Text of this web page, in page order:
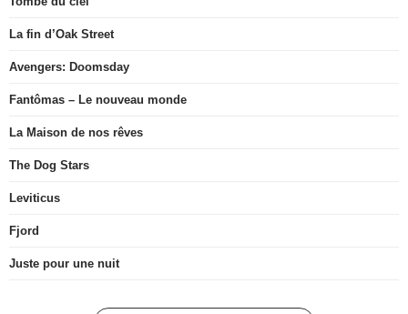
La fin d’Oak Street
Avengers: Doomsday
Fantômas – Le nouveau monde
La Maison de nos rêves
The Dog Stars
Leviticus
Fjord
Juste pour une nuit